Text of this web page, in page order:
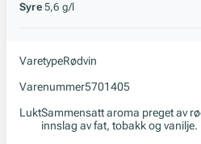
Syre 5,6 g/l
VaretypeRødvin
Varenummer5701405
LuktSammensatt aroma preget av
innslag av fat, tobakk og vanilje.